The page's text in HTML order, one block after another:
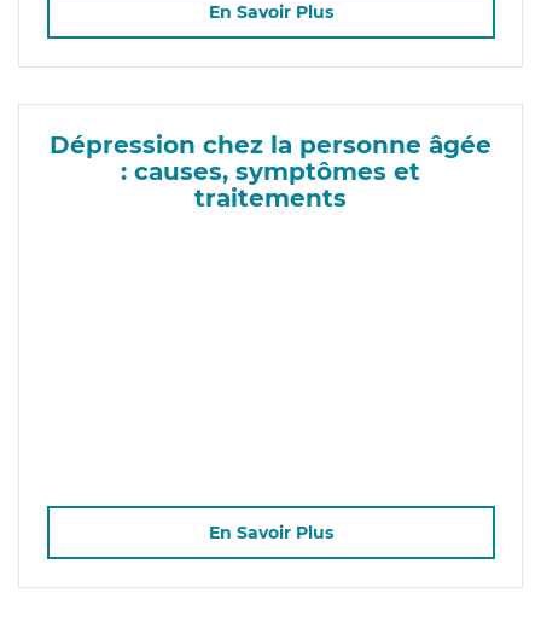
En Savoir Plus
Dépression chez la personne âgée
: causes, symptômes et
traitements
En Savoir Plus